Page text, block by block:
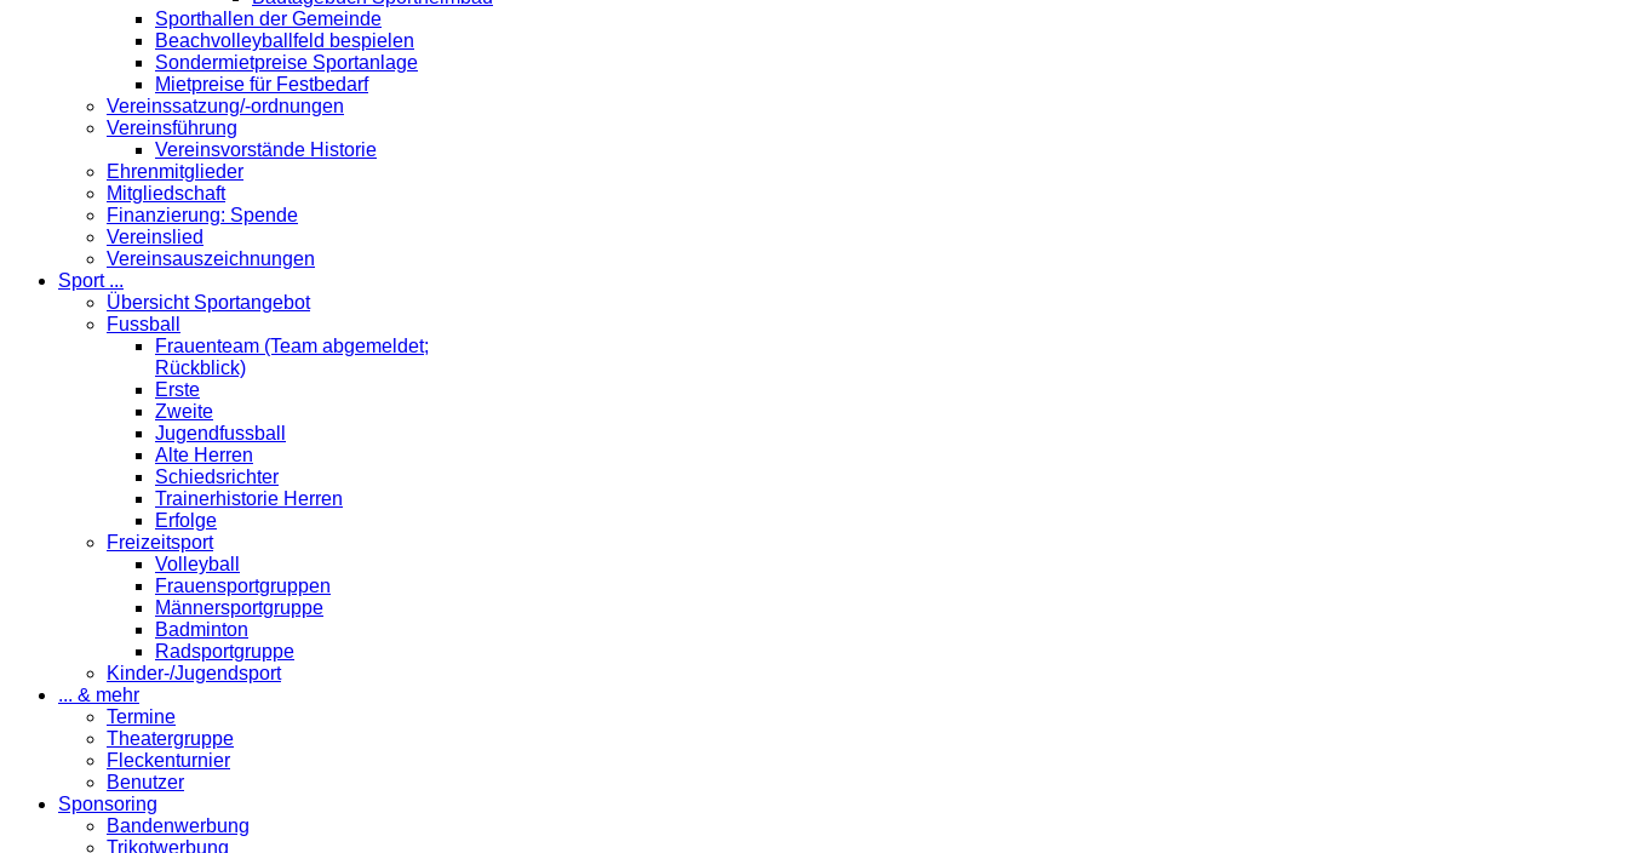
Sporthallen der Gemeinde
Beachvolleyballfeld bespielen
Sondermietpreise Sportanlage
Mietpreise für Festbedarf
Vereinssatzung/-ordnungen
Vereinsführung
Vereinsvorstände Historie
Ehrenmitglieder
Mitgliedschaft
Finanzierung: Spende
Vereinslied
Vereinsauszeichnungen
Sport ...
Übersicht Sportangebot
Fussball
Frauenteam (Team abgemeldet;
Rückblick)
Erste
Zweite
Jugendfussball
Alte Herren
Schiedsrichter
Trainerhistorie Herren
Erfolge
Freizeitsport
Volleyball
Frauensportgruppen
Männersportgruppe
Badminton
Radsportgruppe
Kinder-/Jugendsport
... & mehr
Termine
Theatergruppe
Fleckenturnier
Benutzer
Sponsoring
Bandenwerbung
Trikotwerbung